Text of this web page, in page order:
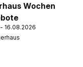
Wochen
16.08.2026